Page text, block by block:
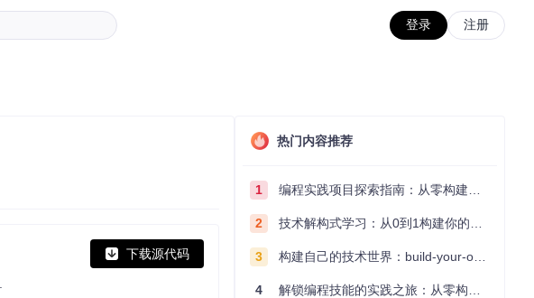
登录 注册
下载源代码
热门内容推荐
1 编程实践项目探索指南：从零构建技术能力体系
2 技术解构式学习：从0到1构建你的编程知识体系
3 构建自己的技术世界：build-your-own-x项目的实践探索指南
4 解锁编程技能的实践之旅：从零构建你的技术世界